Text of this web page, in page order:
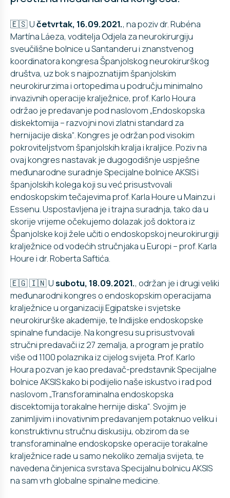
🇪🇸 Učetvrtak, 16.09.2021., na poziv dr. Rubéna
Martína Láeza, voditelja Odjela za neurokirurgiju
sveučilišne bolnice u Santanderu i znanstvenog
koordinatora kongresa Španjolskog neurokirurškog
društva, uz bok s najpoznatijim španjolskim
neurokirurzima i ortopedima u području minimalno
invazivnih operacije kralježnice, prof. Karlo Houra
održao je predavanje pod naslovom „Endoskopska
diskektomija – razvojni novi zlatni standard za
hernijacije diska“. Kongres je održan pod visokim
pokroviteljstvom španjolskih kralja i kraljice. Poziv na
ovaj kongres nastavak je dugogodišnje uspješne
međunarodne suradnje Specijalne bolnice AKSIS i
španjolskih kolega koji su već prisustvovali
endoskopskim tečajevima prof. Karla Houre u Mainzu i
Essenu. Uspostavljena je i trajna suradnja, tako da u
skorije vrijeme očekujemo dolazak još doktora iz
Španjolske koji žele učiti o endoskopskoj neurokirurgiji
kralježnice od vodećih stručnjaka u Europi – prof. Karla
Houre i dr. Roberta Saftića.
🇪🇬 🇮🇳 Usubotu, 18.09.2021., održan je i drugi veliki
međunarodni kongres o endoskopskim operacijama
kralježnice u organizaciji Egipatske i svjetske
neurokirurške akademije, te Indijske endoskopske
spinalne fundacije. Na kongresu su prisustvovali
stručni predavači iz 27 zemalja, a program je pratilo
više od 1100 polaznika iz cijelog svijeta. Prof. Karlo
Houra pozvan je kao predavač-predstavnik Specijalne
bolnice AKSIS kako bi podijelio naše iskustvo i rad pod
naslovom „Transforaminalna endoskopska
discektomija torakalne hernije diska“. Svojim je
zanimljivim i inovativnim predavanjem potaknuo veliku i
konstruktivnu stručnu diskusiju, obzirom da se
transforaminalne endoskopske operacije torakalne
kralježnice rade u samo nekoliko zemalja svijeta, te
navedena činjenica svrstava Specijalnu bolnicu AKSIS
na sam vrh globalne spinalne medicine.